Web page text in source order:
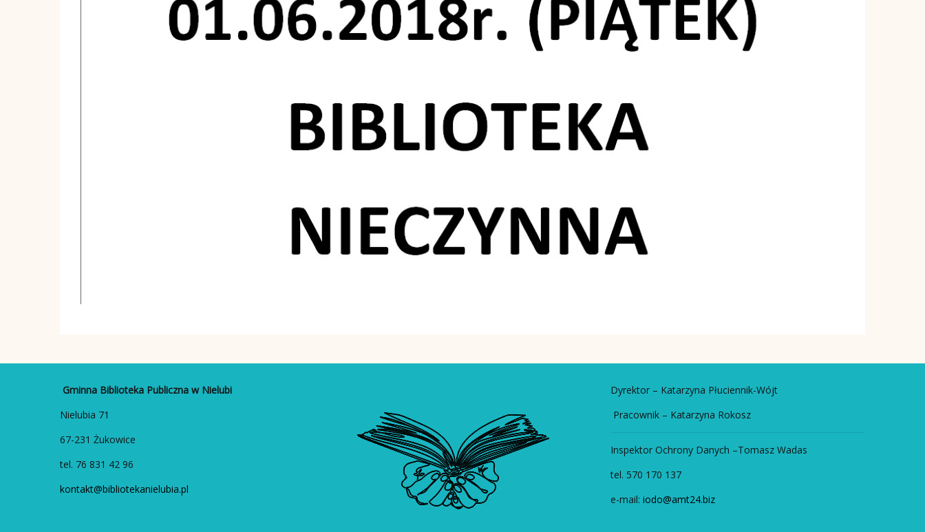
Gminna Biblioteka Publiczna w Nielubi
Nielubia 71
67-231 Żukowice
tel. 76 831 42 96
kontakt@bibliotekanielubia.pl
Dyrektor – Katarzyna Płuciennik-Wójt
Pracownik – Katarzyna Rokosz
Inspektor Ochrony Danych –Tomasz Wadas
tel. 570 170 137
e-mail: iodo@amt24.biz